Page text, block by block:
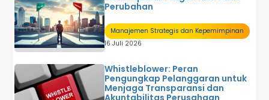
Perubahan
Manajemen Strategis dan Kepemimpinan
16 Juli 2026
Whistleblower: Peran
Pengungkap Pelanggaran untuk
Menjaga Transparansi dan